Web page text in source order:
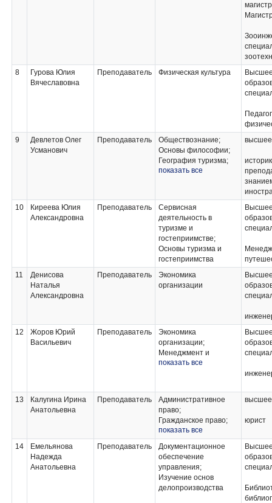
8
Гурова Юлия
Вячеславовна
Преподаватель Физическая культура
9
Девлетов Олег
Усманович
Преподаватель
Обществознание;
Основы философии;
География туризма;
Предоставление тур
агентских услуг;
Конфликтология;
Менеджмент в сфере
СМИ и коммуникаций;
Введение в систему
СМИ и коммуникаций
показать все
высшее
10
Киреева Юлия
Александровна
Преподаватель
Сервисная
деятельность в
туризме и
гостеприимстве;
Основы туризма и
гостеприимства
11
Денисова
Наталья
Александровна
Преподаватель
Экономика
организации
12
Жоров Юрий
Васильевич
Преподаватель
Экономика
организации;
Менеджмент и
экономические основы
Коммуникативный
менеджмент;
Креативный
менеджмент
показать все
13
Калугина Ирина
Анатольевна
Преподаватель
Административное
право;
Гражданское право;
Основы
экологического права;
Трудовое право;
Семейное право;
Учебная практика;
Уголовное право;
Предпринимательское
показать все
высшее
юрист
14
Емельянова
Надежда
Анатольевна
Преподаватель
Документационное
обеспечение
управления;
Изучение основ
делопроизводства